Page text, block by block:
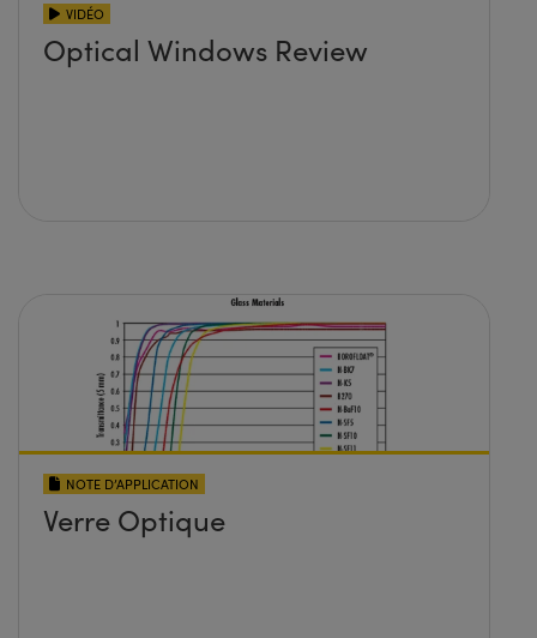
VIDÉO
Optical Windows Review
NOTE D’APPLICATION
Verre Optique